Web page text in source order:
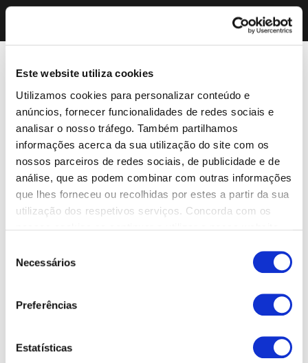
Este website utiliza cookies
Utilizamos cookies para personalizar conteúdo e
anúncios, fornecer funcionalidades de redes sociais e
analisar o nosso tráfego. Também partilhamos
informações acerca da sua utilização do site com os
nossos parceiros de redes sociais, de publicidade e de
análise, que as podem combinar com outras informações
que lhes forneceu ou recolhidas por estes a partir da sua
utilização dos respetivos serviços. Concorda com os
Necessários
Preferências
Estatísticas